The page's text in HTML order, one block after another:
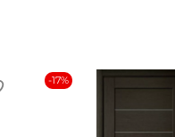
-17%